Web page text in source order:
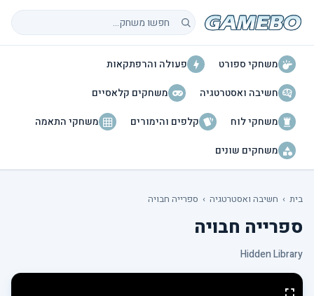
חיפוש משחקים
משחקי ספורט
פעולה והרפתקאות
חשיבה ואסטרטגיה
משחקים קלאסיים
משחקי לוח
קלפים והימורים
משחקי התאמה
משחקים שונים
בית › חשיבה ואסטרטגיה › ספרייה חבויה
ספרייה חבויה
Hidden Library